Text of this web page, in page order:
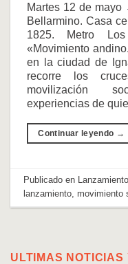
ULTIMAS NOTICIAS
Martes 12 de
Bellarmino. Casa
1825. Metro
«Movimiento
en la ciudad de
recorre los
movilización
experiencias de
Continuar leyendo →
Publicado en
lanzamiento, movimiento